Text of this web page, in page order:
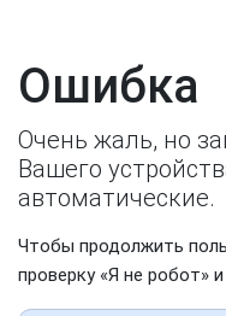
Ошибка
Очень жаль, но
Вашего
автоматические.
Чтобы продолжить
проверку «Я не робот»